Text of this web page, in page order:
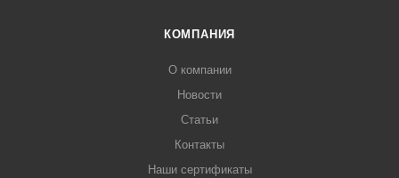
КОМПАНИЯ
О компании
Новости
Статьи
Контакты
Наши сертификаты